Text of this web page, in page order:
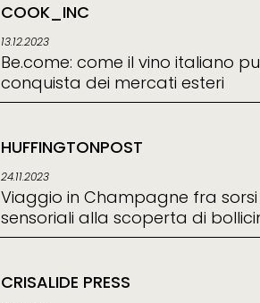
COOK_INC
13.12.2023
Be.come: come il vino italiano
conquista dei mercati esteri
HUFFINGTONPOST
24.11.2023
Viaggio in Champagne fra
sensoriali alla scoperta di
CRISALIDE PRESS